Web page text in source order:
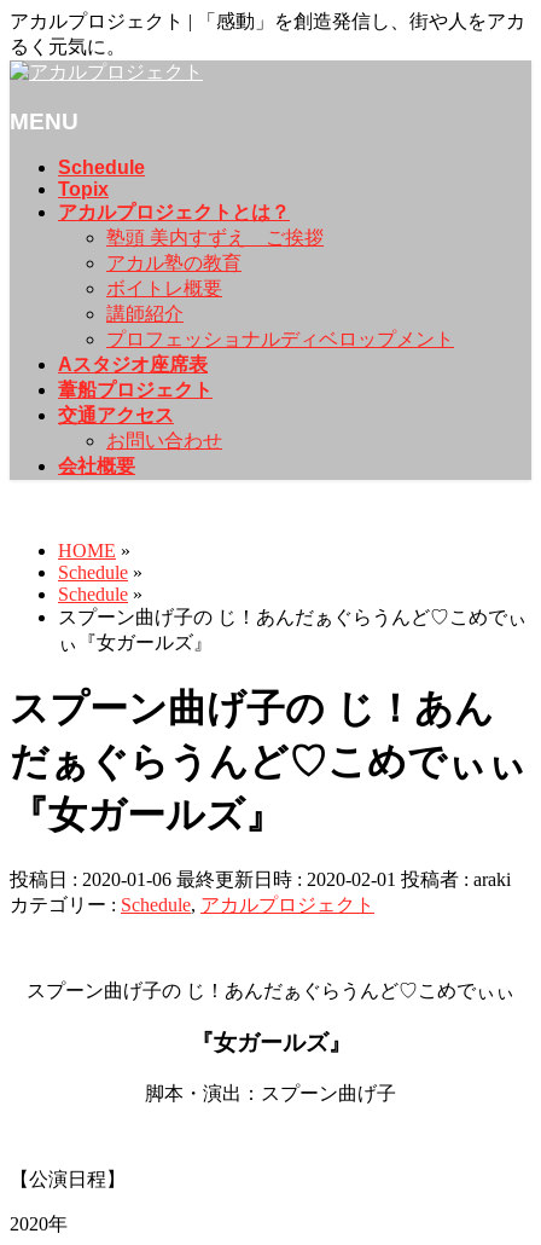
アカルプロジェクト | 「感動」を創造発信し、街や人をアカ
るく元気に。
MENU
Schedule
Topix
アカルプロジェクトとは？
塾頭 美内すずえ ご挨拶
アカル塾の教育
ボイトレ概要
講師紹介
プロフェッショナルディベロップメント
Aスタジオ座席表
葦船プロジェクト
交通アクセス
お問い合わせ
会社概要
HOME »
Schedule »
Schedule »
スプーン曲げ子の じ！あんだぁぐらうんど♡こめでぃ
ぃ『女ガールズ』
スプーン曲げ子の じ！あん
だぁぐらうんど♡こめでぃぃ
『女ガールズ』
投稿日 : 2020-01-06 最終更新日時 : 2020-02-01 投稿者 : araki
カテゴリー : Schedule, アカルプロジェクト
スプーン曲げ子の じ！あんだぁぐらうんど♡こめでぃぃ
『女ガールズ』
脚本・演出：スプーン曲げ子
【公演日程】
2020年